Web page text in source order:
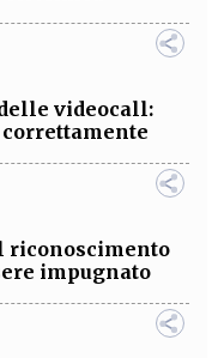
videocall:
riconoscimento
impugnato